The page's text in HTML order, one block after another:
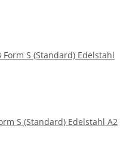
S (Standard) Edelstahl A2